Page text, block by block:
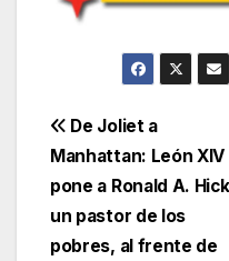
Navegación
de
entradas
De Joliet a
Manhattan: León XIV
pone a Ronald A.
un pastor de los
pobres, al frente de